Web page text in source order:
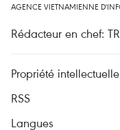
AGENCE VIETNAMIENNE
Rédacteur en chef:
Propriété intellectuelle
RSS
Langues